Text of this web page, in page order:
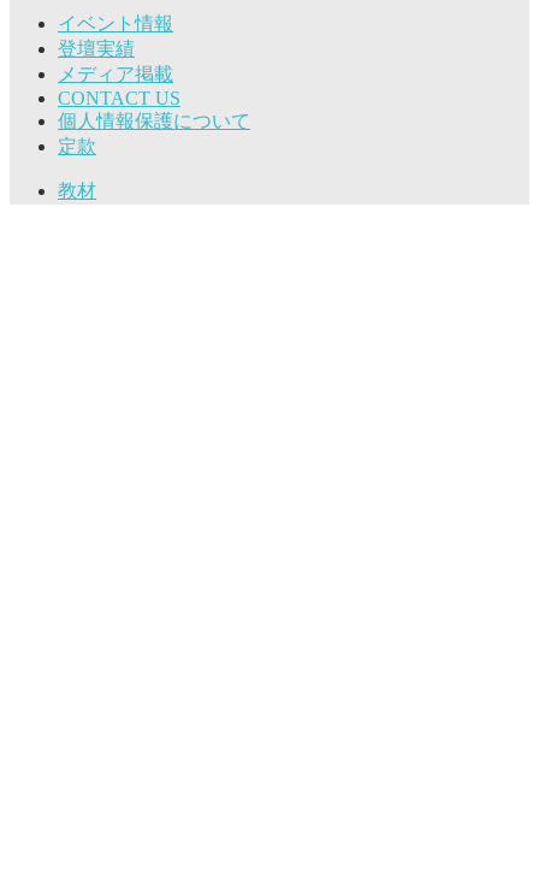
イベント情報
登壇実績
メディア掲載
CONTACT US
個人情報保護について
定款
教材